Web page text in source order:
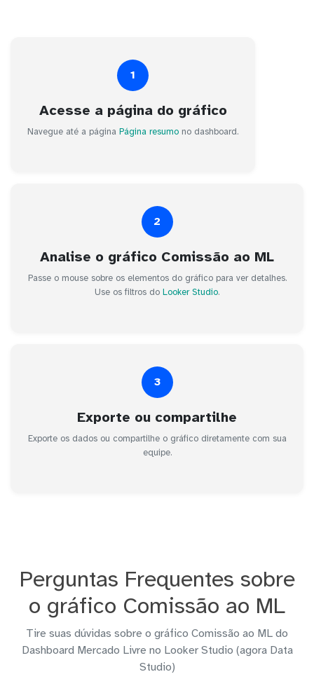
1
Acesse a página do gráfico
Navegue até a página Página resumo no dashboard.
2
Analise o gráfico Comissão ao ML
Passe o mouse sobre os elementos do gráfico para ver detalhes.
Use os filtros do Looker Studio.
3
Exporte ou compartilhe
Exporte os dados ou compartilhe o gráfico diretamente com sua
equipe.
Perguntas Frequentes sobre
o gráfico Comissão ao ML
Tire suas dúvidas sobre o gráfico Comissão ao ML do
Dashboard Mercado Livre no Looker Studio (agora Data
Studio)